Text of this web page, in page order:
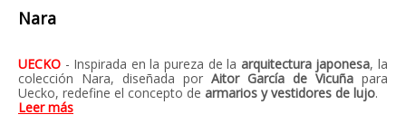
Nara
UECKO - Inspirada en la pureza de la arquitectura japonesa, la
colección Nara, diseñada por Aitor García de Vicuña para
Uecko, redefine el concepto de armarios y vestidores de lujo.
Leer más